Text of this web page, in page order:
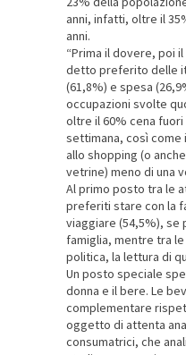
anni, infatti, oltre il
anni.
“Prima il dovere, poi
detto preferito delle
(61,8%) e spesa
occupazioni svolte
oltre il 60% cena fuori
settimana, così come
allo shopping (o
vetrine) meno di una
Al primo posto tra le
preferiti stare con la
viaggiare (54,5%), se
famiglia, mentre tra
politica, la lettura di
Un posto speciale
donna e il bere. Le
complementare
oggetto di attenta
consumatrici, che